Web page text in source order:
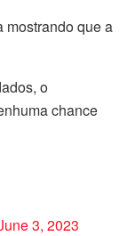
mostrando que a
o
chance
3, 2023